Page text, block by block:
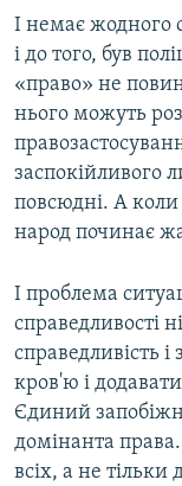
І немає жодного
і до того, був
«право» не
нього можуть
заспокійливого
повсюдні. А коли
народ починає
І проблема
справедливості
справедливість
кров'ю і
Єдиний
домінанта
всіх, а не